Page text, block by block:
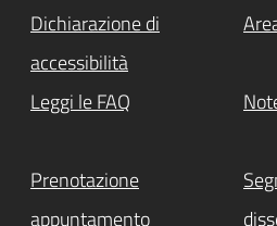
Dichiarazione di
accessibilità
Leggi le FAQ
Prenotazione
appuntamento